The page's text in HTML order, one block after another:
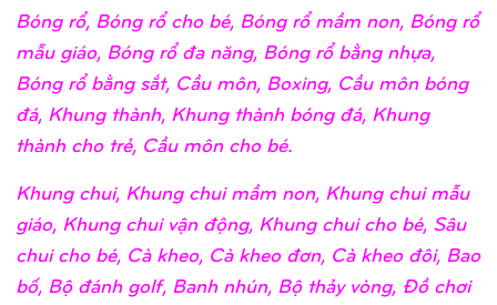
Bóng rổ, Bóng rổ cho bé, Bóng rổ mầm non, Bóng rổ
mẫu giáo, Bóng rổ đa năng, Bóng rổ bằng nhựa,
Bóng rổ bằng sắt, Cầu môn, Boxing, Cầu môn bóng
đá, Khung thành, Khung thành bóng đá, Khung
thành cho trẻ, Cầu môn cho bé.
Khung chui, Khung chui mầm non, Khung chui mẫu
giáo, Khung chui vận động, Khung chui cho bé, Sâu
chui cho bé, Cà kheo, Cà kheo đơn, Cà kheo đôi, Bao
bố, Bộ đánh golf, Banh nhún, Bộ thảy vòng, Đồ chơi